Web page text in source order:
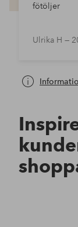
fötöljer
Ulrika H —